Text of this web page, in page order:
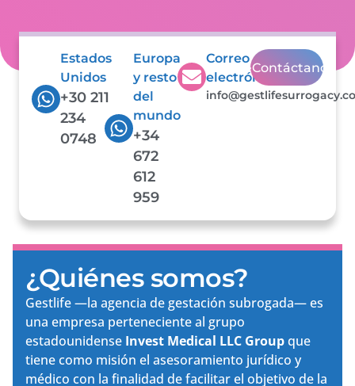
Estados
Unidos
+30 211
234
0748
Europa
y resto
del
mundo
+34
672
612
959
Correo
electrónico
Contáctanos
¿Quiénes somos?
Gestlife —la agencia de gestación subrogada— es
una empresa perteneciente al grupo
estadounidense Invest Medical LLC Groupque
tiene como misión el asesoramiento jurídico y
médico con la finalidad de facilitar el objetivo de la